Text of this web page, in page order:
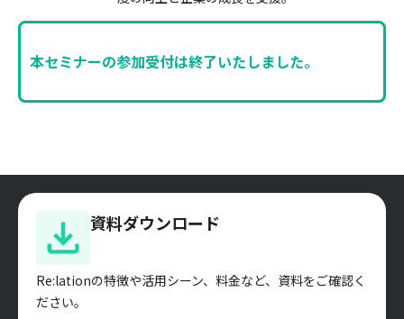
本セミナーの参加受付は終了いたしました。
資料ダウンロード
Re:lationの特徴や活用シーン、料金など、資料をご確認く
ださい。